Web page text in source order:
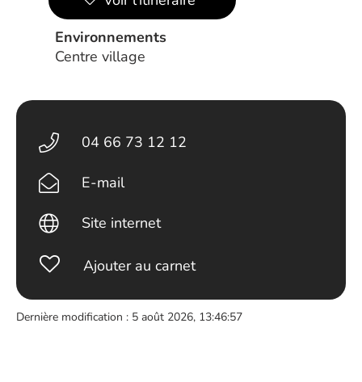
Environnements
Centre village
04 66 73 12 12
E-mail
Site internet
Ajouter au carnet
Dernière modification : 5 août 2026, 13:46:57